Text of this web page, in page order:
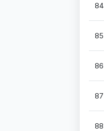
84
85
86
87
88